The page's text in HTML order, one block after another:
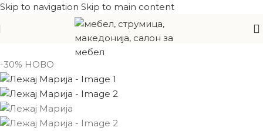
Skip to navigation Skip to main content
-30% НОВО